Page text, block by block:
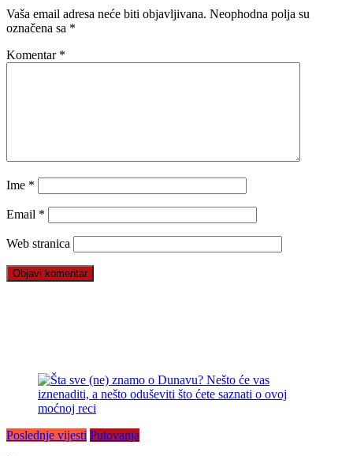
Vaša email adresa neće biti objavljivana. Neophodna polja su
označena sa *
Komentar *
Ime *
Email *
Web stranica
Poslednje vijesti Putovanja